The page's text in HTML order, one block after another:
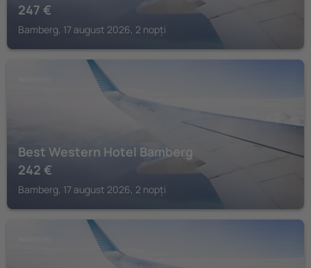
247 €
Bamberg, 17 august 2026, 2 nopți
Best Western Hotel Bamberg
242 €
Bamberg, 17 august 2026, 2 nopți